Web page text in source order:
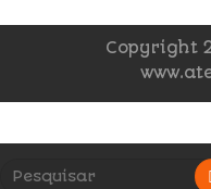
Copyright